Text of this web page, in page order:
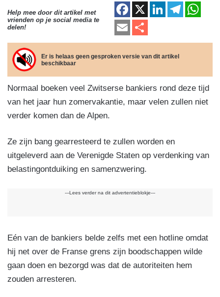
Help mee door dit artikel met
vrienden op je social media te
delen!
F
a
c
e
b
o
o
X
Li
k
e
dI
n
T
e
a
m
at
A
p
p
E
m
ail
el
e
n
Er is helaas geen gesproken versie van dit artikel
beschikbaar
Normaal boeken veel Zwitserse bankiers rond deze tijd
van het jaar hun zomervakantie, maar velen zullen niet
verder komen dan de Alpen.
Ze zijn bang gearresteerd te zullen worden en
uitgeleverd aan de Verenigde Staten op verdenking van
belastingontduiking en samenzwering.
---Lees verder na dit advertentieblokje---
Eén van de bankiers belde zelfs met een hotline omdat
hij net over de Franse grens zijn boodschappen wilde
gaan doen en bezorgd was dat de autoriteiten hem
zouden arresteren.